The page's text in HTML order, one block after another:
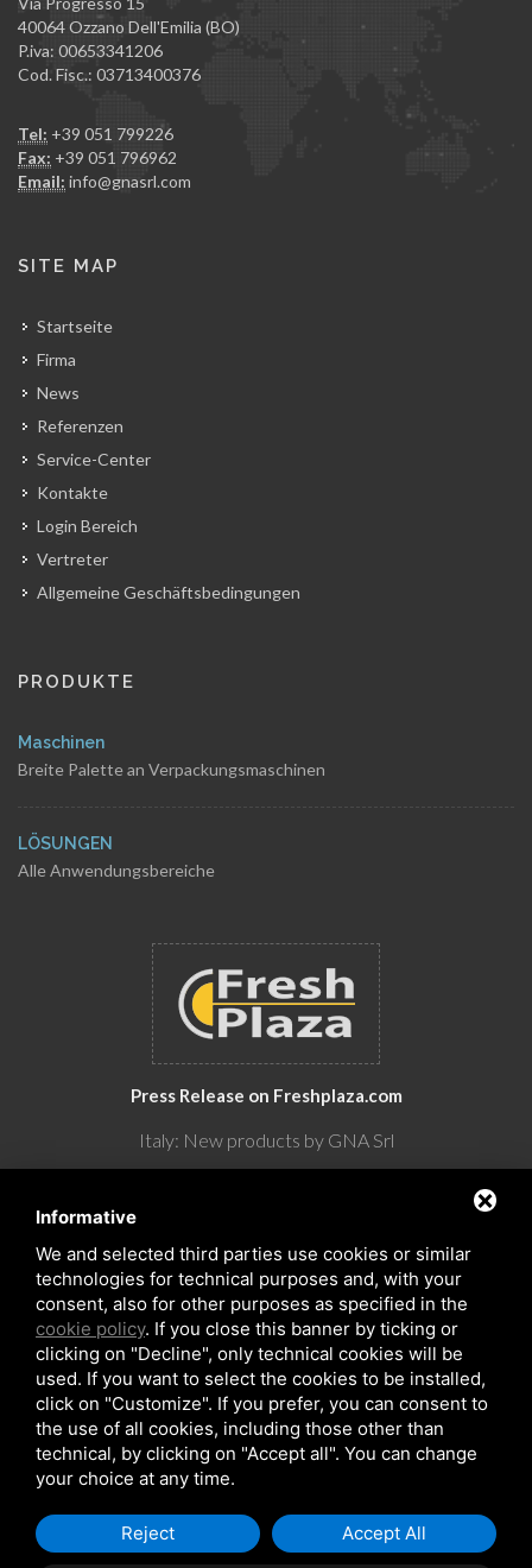
40064 Ozzano Dell'Emilia (BO)
P.iva: 00653341206
Cod. Fisc.: 03713400376
Tel: +39 051 799226
Fax: +39 051 796962
Email: info@gnasrl.com
SITE MAP
Startseite
Firma
News
Referenzen
Service-Center
Kontakte
Login Bereich
Vertreter
Allgemeine Geschäftsbedingungen
PRODUKTE
Maschinen
Breite Palette an Verpackungsmaschinen
LÖSUNGEN
Alle Anwendungsbereiche
Press Release on Freshplaza.com
Italy: New products by GNA Srl
Copyrights © 2026 All Rights Reserved by GNA Srl
Sitemap /Privacy Policy/ Rna trasparenza aiuti
Informative
We and selected third parties use cookies or similar
technologies for technical purposes and, with your
consent, also for other purposes as specified in the
cookie policy. If you close this banner by ticking or
clicking on "Decline", only technical cookies will be
used. If you want to select the cookies to be installed,
click on "Customize". If you prefer, you can consent to
the use of all cookies, including those other than
technical, by clicking on "Accept all". You can change
your choice at any time.
Reject Accept All